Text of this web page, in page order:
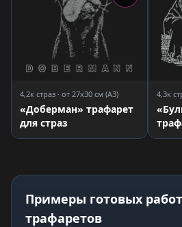
4,2к страз · от 27x30 см (A3)
«Доберман» трафарет
для страз
4,3к
Примеры готовых
трафаретов